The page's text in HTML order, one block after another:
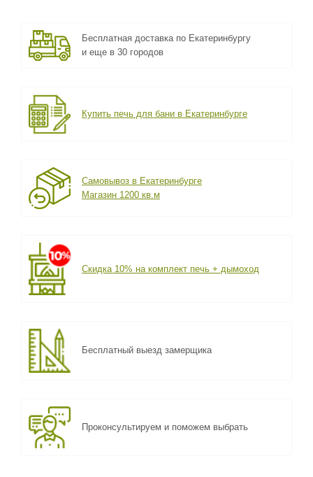
Бесплатная доставка по Екатеринбургу
и еще в 30 городов
Купить печь для бани в Екатеринбурге
Самовывоз в Екатеринбурге
Магазин 1200 кв.м
Скидка 10% на комплект печь + дымоход
Бесплатный выезд замерщика
Проконсультируем и поможем выбрать